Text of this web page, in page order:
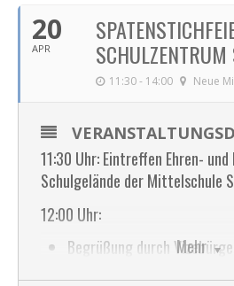
20
APR
11:30 - 14:00 Neue
Mehr
11:30 Uhr: Eintreffen Ehren-
Schulgelände der Mittelschule
12:00 Uhr:
Begrüßung durch